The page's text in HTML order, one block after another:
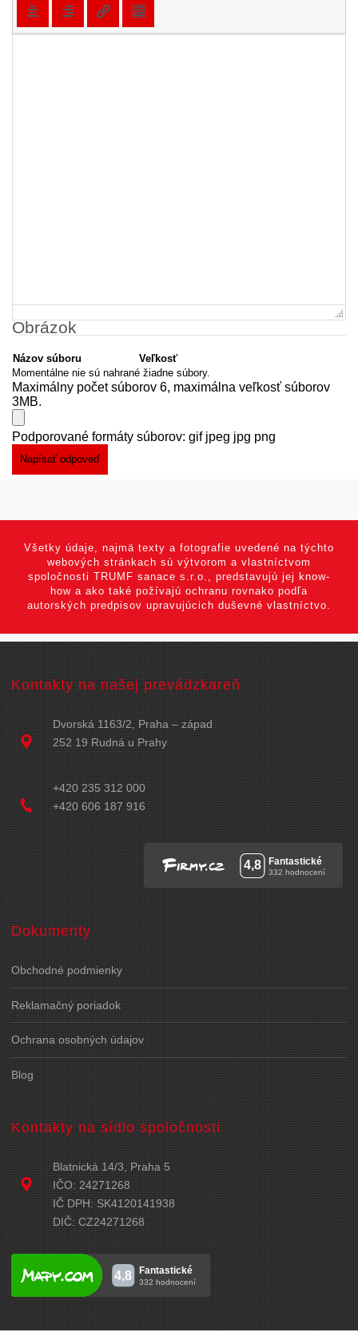
Obrázok
Názov súboru
Veľkosť
Momentálne nie sú nahrané žiadne súbory.
Maximálny počet súborov 6, maximálna veľkosť súborov
3MB.
Podporované formáty súborov: gif jpeg jpg png
Všetky údaje, najmä texty a fotografie uvedené na týchto
webových stránkach sú výtvorom a vlastníctvom
spoločnosti TRUMF sanace s.r.o., predstavujú jej know-
how a ako také požívajú ochranu rovnako podľa
autorských predpisov upravujúcich duševné vlastníctvo.
Kontakty na našej prevádzkareň
Dvorská 1163/2, Praha – západ
252 19 Rudná u Prahy
+420 235 312 000
+420 606 187 916
Dokumenty
Obchodné podmienky
Reklamačný poriadok
Ochrana osobných údajov
Blog
Kontakty na sídlo spoločnosti
Blatnická 14/3, Praha 5
IČO: 24271268
IČ DPH: SK4120141938
DIČ: CZ24271268